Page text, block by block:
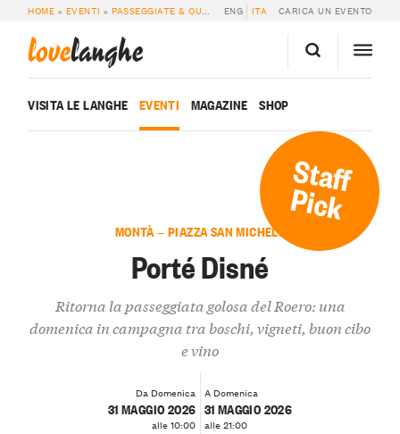
HOME » EVENTI »PASSEGGIATE & OUTDOOR » PORTÉ DISNÉ
ENG ITA CARICA UN EVENTO
lovelanghe
VISITA LE LANGHE EVENTI MAGAZINE SHOP
Staff
Pick
MONTÀ — PIAZZA SAN MICHELE
Porté Disné
Ritorna la passeggiata golosa del Roero: una
domenica in campagna tra boschi, vigneti, buon cibo
e vino
Da Domenica
31 MAGGIO 2026
alle 10:00
A Domenica
31 MAGGIO 2026
alle 21:00